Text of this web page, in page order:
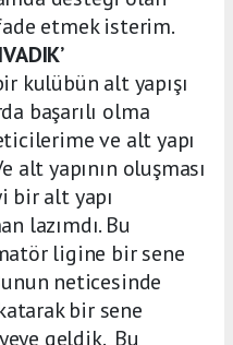
etmek isterim.
kulübün alt yapışı
başarılı olma
ve alt yapı
alt yapının oluşması
bir alt yapı
lazımdı. Bu
ligine bir sene
neticesinde
bir sene
geldik. Bu